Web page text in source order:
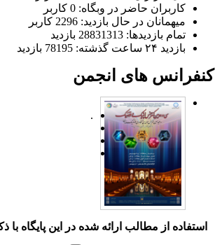
کاربران حاضر در وبگاه: 0 کاربر
میهمانان در حال بازدید: 2296 کاربر
تمام بازدید‌ها: 28831313 بازدید
بازدید ۲۴ ساعت گذشته: 78195 بازدید
های انجمن
.
استفاده از مطالب ارائه شده در این پایگاه با